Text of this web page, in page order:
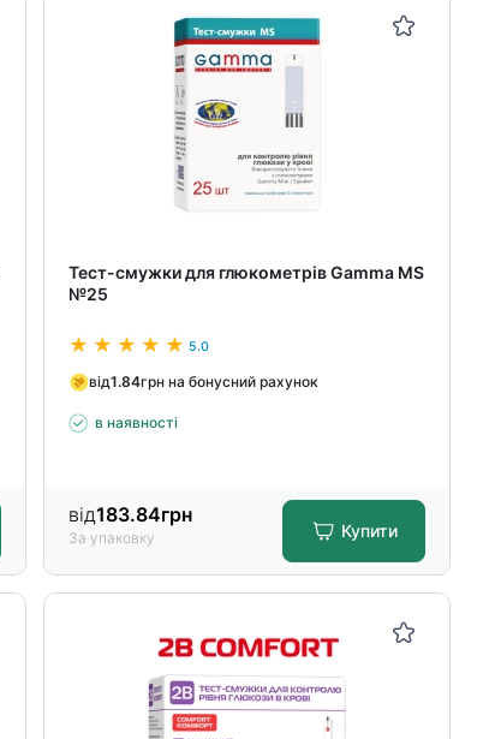
Тест-смужки для глюкометрів Gamma MS
№25
5.0
від1.84грн на бонусний рахунок
в наявності
від183.84грн
За упаковку Купити